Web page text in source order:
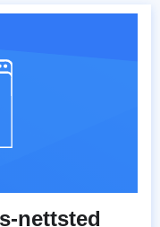
nettsted